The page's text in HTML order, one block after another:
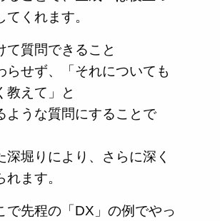
てくれます。
て質問できること
らせず、「それについても
教えて」と
ような質問にすることで
深堀りにより、さらに深く
ます。
で先程の「DX」の例でやっ